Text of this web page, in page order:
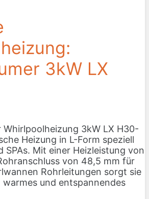
3kW LX
Whirlpoolheizung 3kW LX H30-
Heizung in L-Form speziell
SPAs. Mit einer Heizleistung von
von 48,5 mm für
Rohrleitungen sorgt sie
und entspannendes